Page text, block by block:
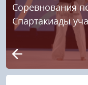
Соревнования
Спартакиады